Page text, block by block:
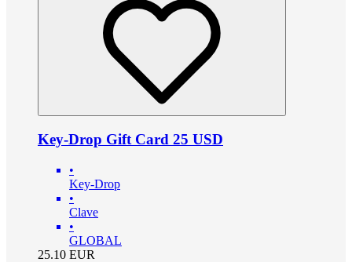
Key-Drop Gift Card 25 USD
•
Key-Drop
•
Clave
•
GLOBAL
25.10 EUR